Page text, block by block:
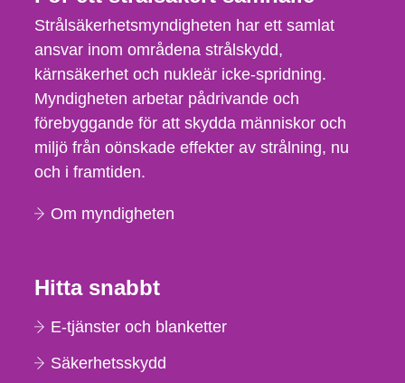
Strålsäkerhetsmyndigheten har ett samlat
ansvar inom områdena strålskydd,
kärnsäkerhet och nukleär icke-spridning.
Myndigheten arbetar pådrivande och
förebyggande för att skydda människor och
miljö från oönskade effekter av strålning, nu
och i framtiden.
Om myndigheten
Hitta snabbt
E-tjänster och blanketter
Säkerhetsskydd